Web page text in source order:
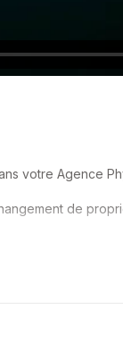
votre Agence
de